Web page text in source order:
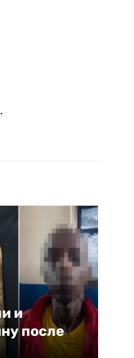
и
после